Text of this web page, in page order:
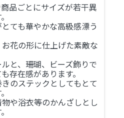
品ごとにサイズが若干異
ても華やかな高級感漂う
花の形に仕上げた素敵な
と、珊瑚、ビーズ飾りで
存在感があります。
のステックとしてもとて
や浴衣等のかんざしとし